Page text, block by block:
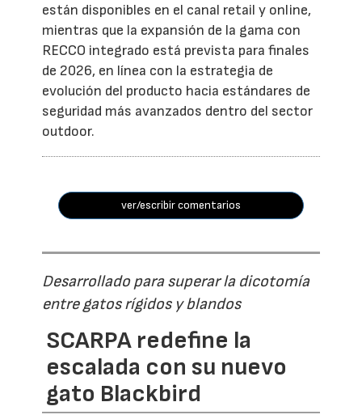
están disponibles en el canal retail y online,
mientras que la expansión de la gama con
RECCO integrado está prevista para finales
de 2026, en línea con la estrategia de
evolución del producto hacia estándares de
seguridad más avanzados dentro del sector
outdoor.
ver/escribir comentarios
Desarrollado para superar la dicotomía
entre gatos rígidos y blandos
SCARPA redefine la
escalada con su nuevo
gato Blackbird